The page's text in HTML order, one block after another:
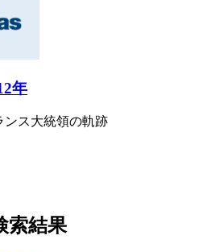
年
ンス大統領の軌跡
索結果